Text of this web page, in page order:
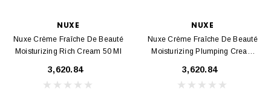
NUXE
Nuxe Crème Fraîche De Beauté
Moisturizing Rich Cream 50 Ml
₹3,620.84
NUXE
Nuxe Crème Fraîche De Beauté
Moisturizing Plumping Cream
₹3,620.84